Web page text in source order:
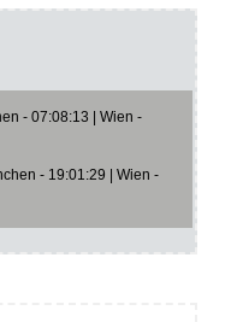
- 07:08:13 | Wien -
- 19:01:29 | Wien -